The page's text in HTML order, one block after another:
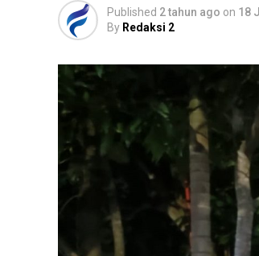
Published 2 tahun ago on 18
By Redaksi 2